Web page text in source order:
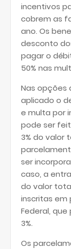
incentivos
cobrem as
ano. Os
desconto
pagar o
50% nas
Nas opções
aplicado o
e multa por
pode ser
3% do valor
ser
caso, a
do valor
inscritas em
Federal,
3%.
Os